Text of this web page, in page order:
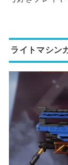
ライトマシン